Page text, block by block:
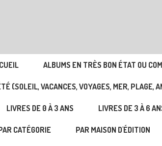
ALBUMS EN TRÈS BON ÉTAT OU
(SOLEIL, VACANCES, VOYAGES, MER, PLAGE,
LIVRES DE 0 À 3 ANS LIVRES DE 3 À 6
CATÉGORIE PAR MAISON D'ÉDITION